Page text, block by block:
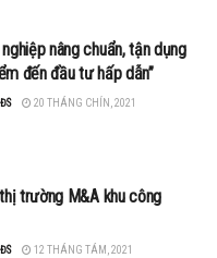
nâng chuẩn, tận dụng
đến đầu tư hấp dẫn”
20 THÁNG CHÍN, 2021
trường M&A khu công
12 THÁNG TÁM, 2021